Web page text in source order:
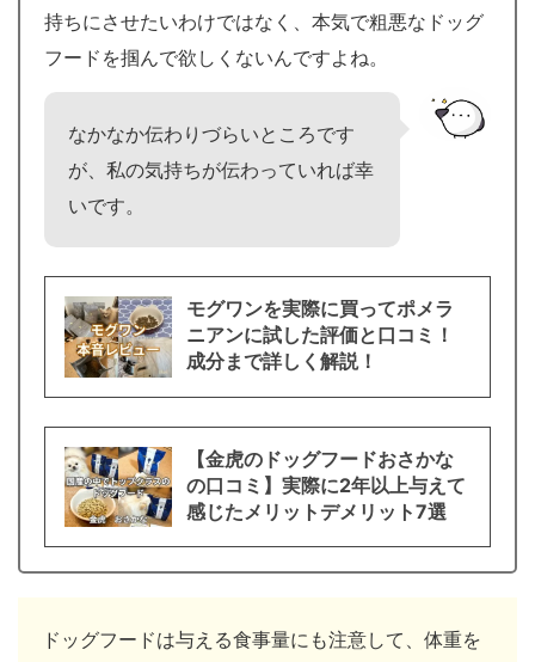
持ちにさせたいわけではなく、本気で粗悪なドッグ
フードを掴んで欲しくないんですよね。
なかなか伝わりづらいところです
が、私の気持ちが伝わっていれば幸
いです。
モグワンを実際に買ってポメラ
ニアンに試した評価と口コミ！
成分まで詳しく解説！
【金虎のドッグフードおさかな
の口コミ】実際に2年以上与えて
感じたメリットデメリット7選
ドッグフードは与える食事量にも注意して、体重を